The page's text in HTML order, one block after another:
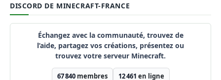
DISCORD DE MINECRAFT-FRANCE
Échangez avec la communauté, trouvez de
l’aide, partagez vos créations, présentez ou
trouvez votre serveur Minecraft.
67 840membres 12 461 en ligne